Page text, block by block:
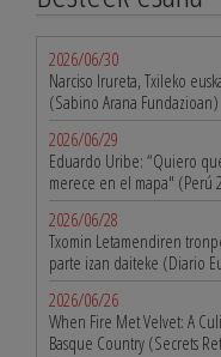
2026/06/30
Narciso Irureta, Txileko
(Sabino Arana Fundazioan)
2026/06/29
Eduardo Uribe: “Quiero
merece en el mapa" (Perú
2026/06/28
Txomin Letamendiren
parte izan daiteke (Diario
2026/06/26
When Fire Met Velvet: A
Basque Country (Secrets